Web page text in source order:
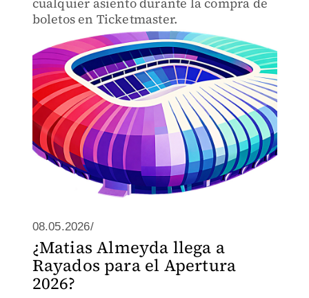
boletos en Ticketmaster.
08.05.2026/
¿Matias Almeyda llega a
Rayados para el Apertura
2026?